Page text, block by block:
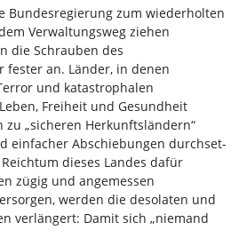
Bundesregierung zum wiederholten
Verwaltungsweg ziehen
die Schrauben des
fester an. Länder, in denen
und katastrophalen
Freiheit und Gesundheit
„sicheren Herkunftsländern“
einfacher Abschiebungen durchset­
dieses Landes dafür
zügig und ange­messen
werden die desolaten und
ver­längert: Damit sich „niemand